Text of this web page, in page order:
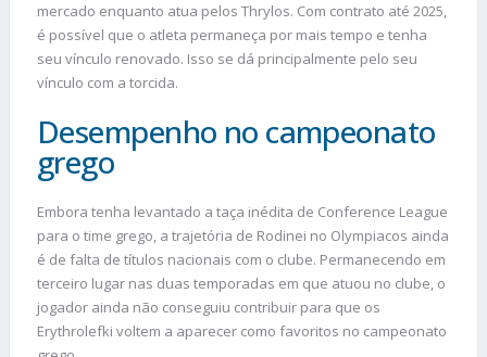
mercado enquanto atua pelos Thrylos. Com contrato até 2025,
é possível que o atleta permaneça por mais tempo e tenha
seu vínculo renovado. Isso se dá principalmente pelo seu
vínculo com a torcida.
Desempenho no campeonato
grego
Embora tenha levantado a taça inédita de Conference League
para o time grego, a trajetória de Rodinei no Olympiacos ainda
é de falta de títulos nacionais com o clube. Permanecendo em
terceiro lugar nas duas temporadas em que atuou no clube, o
jogador ainda não conseguiu contribuir para que os
Erythrolefki voltem a aparecer como favoritos no campeonato